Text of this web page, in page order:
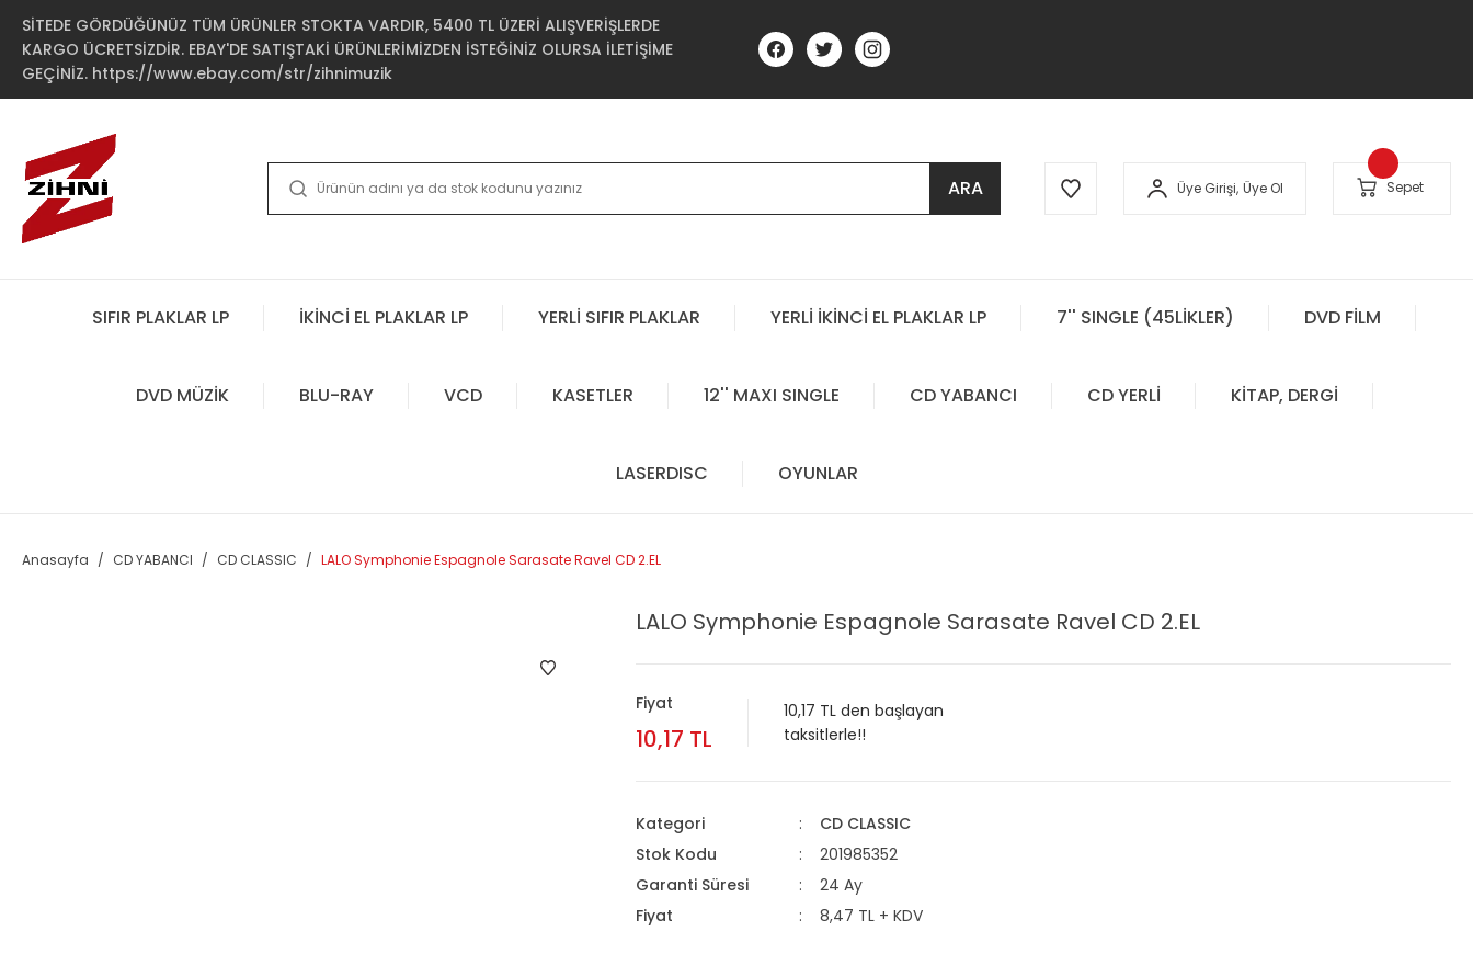
SİTEDE GÖRDÜĞÜNÜZ TÜM ÜRÜNLER STOKTA VARDIR, 5400 TL ÜZERİ ALIŞVERİŞLERDE
KARGO ÜCRETSİZDİR. EBAY'DE SATIŞTAKİ ÜRÜNLERİMİZDEN İSTEĞİNİZ OLURSA İLETİŞİME
GEÇİNİZ. https://www.ebay.com/str/zihnimuzik
ARA Üye Girişi, Üye Ol Sepet
SIFIR PLAKLAR LP İKİNCİ EL PLAKLAR LP YERLİ SIFIR PLAKLAR YERLİ İKİNCİ EL PLAKLAR LP 7'' SINGLE (45LİKLER) DVD FİLM
DVD MÜZİK BLU-RAY VCD KASETLER 12'' MAXI SINGLE CD YABANCI CD YERLİ KİTAP, DERGİ
LASERDISC OYUNLAR
Anasayfa CD YABANCI CD CLASSIC LALO Symphonie Espagnole Sarasate Ravel CD 2.EL
LALO Symphonie Espagnole Sarasate Ravel CD 2.EL
Fiyat
10,17 TL
10,17 TL den başlayan
taksitlerle!!
Kategori
CD CLASSIC
Stok Kodu
201985352
Garanti Süresi
24 Ay
Fiyat
8,47 TL + KDV